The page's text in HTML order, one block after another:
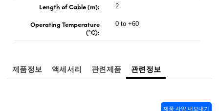
Length of Cable (m): 2
Operating Temperature
(°C):
0 to +60
제품정보 액세서리 관련제품 관련정보
제품 사양 내보내기